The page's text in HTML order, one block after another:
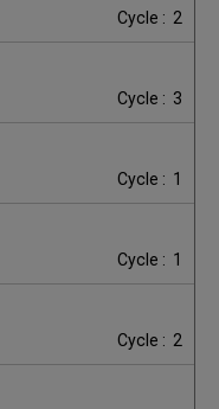
2
3
1
1
2